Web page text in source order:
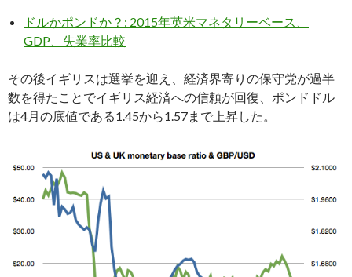
ドルかポンドか？: 2015年英米マネタリーベース、
GDP、失業率比較
その後イギリスは選挙を迎え、経済界寄りの保守党が過半
数を得たことでイギリス経済への信頼が回復、ポンドドル
は4月の底値である1.45から1.57まで上昇した。